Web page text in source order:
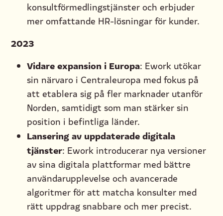
konsultförmedlingstjänster och erbjuder
mer omfattande HR-lösningar för kunder.
2023
Vidare expansion i Europa: Ework utökar
sin närvaro i Centraleuropa med fokus på
att etablera sig på fler marknader utanför
Norden, samtidigt som man stärker sin
position i befintliga länder.
Lansering av uppdaterade digitala
tjänster: Ework introducerar nya versioner
av sina digitala plattformar med bättre
användarupplevelse och avancerade
algoritmer för att matcha konsulter med
rätt uppdrag snabbare och mer precist.